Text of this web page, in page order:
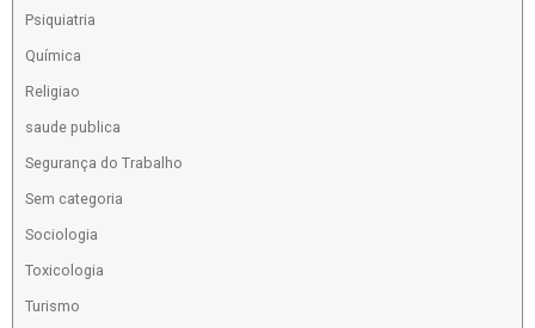
Psiquiatria
Química
Religiao
saude publica
Segurança do Trabalho
Sem categoria
Sociologia
Toxicologia
Turismo